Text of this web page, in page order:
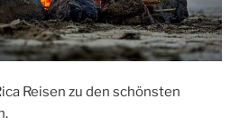
Reisen zu den schönsten